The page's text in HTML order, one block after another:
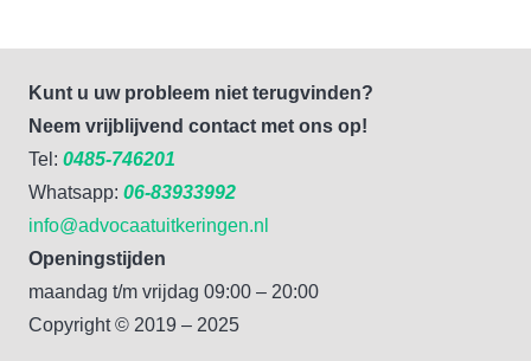
Kunt u uw probleem niet terugvinden?
Neem vrijblijvend contact met ons op!
Tel: 0485-746201
Whatsapp: 06-83933992
info@advocaatuitkeringen.nl
Openingstijden
maandag t/m vrijdag 09:00 – 20:00
Copyright © 2019 – 2025